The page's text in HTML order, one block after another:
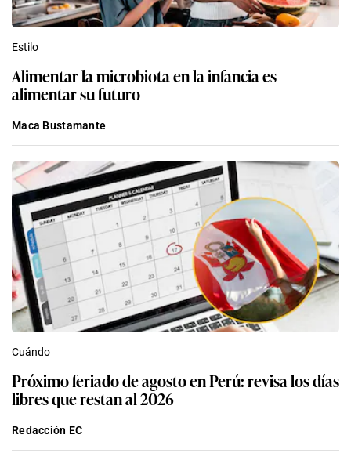
Estilo
Alimentar la microbiota en la infancia es
alimentar su futuro
Maca Bustamante
Cuándo
Próximo feriado de agosto en Perú: revisa los días
libres que restan al 2026
Redacción EC